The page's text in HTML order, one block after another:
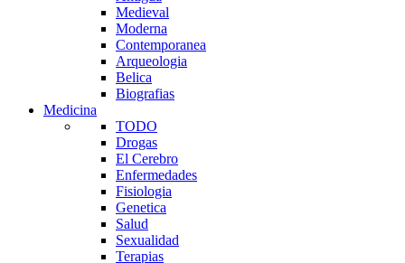
Medieval
Moderna
Contemporanea
Arqueologia
Belica
Biografias
Medicina
TODO
Drogas
El Cerebro
Enfermedades
Fisiologia
Genetica
Salud
Sexualidad
Terapias